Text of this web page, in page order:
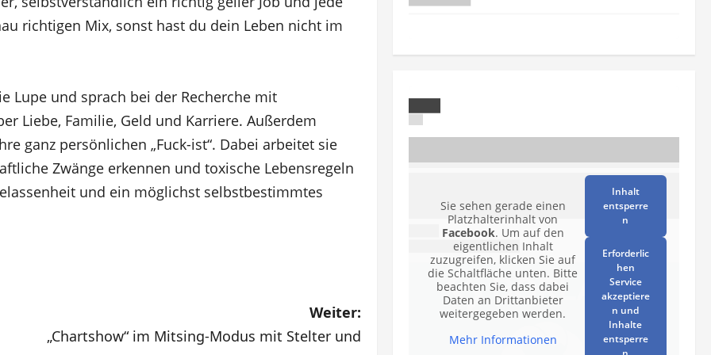
richtigen Mix, sonst hast du dein Leben nicht im
Lupe und sprach bei der Recherche mit
Liebe, Familie, Geld und Karriere. Außerdem
ganz persönlichen „Fuck-ist“. Dabei arbeitet sie
Zwänge erkennen und toxische Lebensregeln
und ein möglichst selbstbestimmtes
Weiter:
„Chartshow“ im Mitsing-Modus mit Stelter und
Sie sehen gerade einen
Platzhalterinhalt von
Facebook. Um auf den
eigentlichen Inhalt
zuzugreifen, klicken Sie auf
die Schaltfläche unten. Bitte
beachten Sie, dass dabei
Daten an Drittanbieter
weitergegeben werden.
Mehr Informationen
Inhalt
entsperre
n
Erforderlic
hen
Service
akzeptiere
n und
Inhalte
entsperre